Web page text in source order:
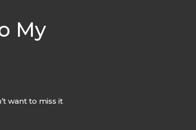
My
want to miss it